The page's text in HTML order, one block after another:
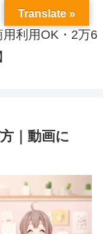
利用OK・2万6
｜動画に
Translate »